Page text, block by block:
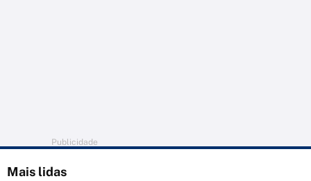
Publicidade
Mais lidas